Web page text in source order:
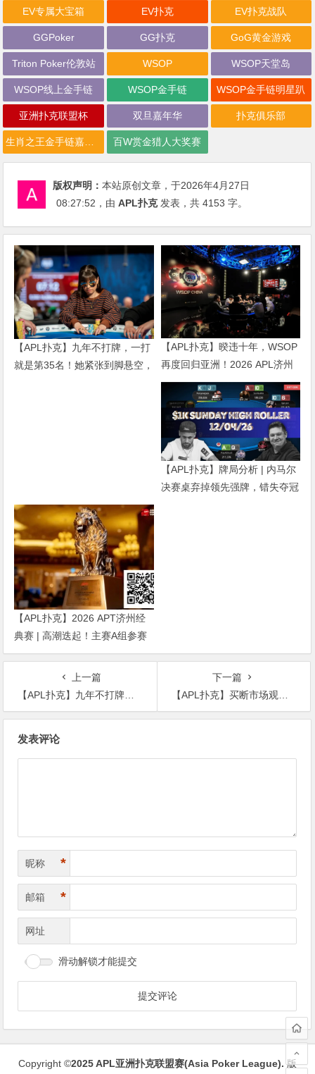
EV专属大宝箱 EV扑克 EV扑克战队
GGPoker GG扑克 GoG黄金游戏
Triton Poker伦敦站 WSOP WSOP天堂岛
WSOP线上金手链 WSOP金手链 WSOP金手链明星趴
亚洲扑克联盟杯 双旦嘉年华 扑克俱乐部
生肖之王金手链嘉年华 百W赏金猎人大奖赛
版权声明：本站原创文章，于2026年4月27日
08:27:52 ，由APL扑克发表，共 4153 字。
【APL扑克】九年不打牌，一打
就是第35名！她紧张到脚悬空，
【APL扑克】暌违十年，WSOP
再度回归亚洲！2026 APL济州
站6月19-28日盛大登场！
【APL扑克】牌局分析 | 内马尔
决赛桌弃掉领先强牌，错失夺冠
【APL扑克】2026 APT济州经
典赛 | 高潮迭起！主赛A组参赛
高增长达676人次！中国选手
Tony Lin 逆袭夺超级豪客赛冠
军！
上一篇
【APL扑克】九年不打牌，一打就是第35名！她紧张到脚悬空，但全世界以为她很淡定
下一篇
【APL扑克】买断市场观察：被裁老将能否成为争冠球队的最后一块拼图？
发表评论
昵称 *
邮箱 *
网址
滑动解锁才能提交
Copyright ©2025APL亚洲扑克联盟赛(Asia Poker League).版